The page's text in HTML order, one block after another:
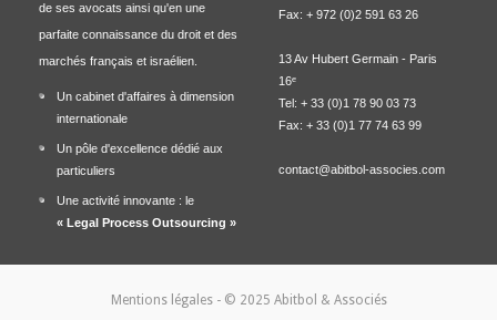
de ses avocats ainsi qu'en une
parfaite connaissance du droit et des
marchés français et israélien.
Un cabinet d'affaires à dimension
internationale
Un pôle d'excellence dédié aux
particuliers
Une activité innovante : le
« Legal Process Outsourcing »
Fax: + 972 (0)2 591 63 26
13 Av Hubert Germain - Paris
16ᵉ
Tel: + 33 (0)1 78 90 03 73
Fax: + 33 (0)1 77 74 63 99
contact@abitbol-associes.com
Mentions légales - © 2025 Abitbol & Associés